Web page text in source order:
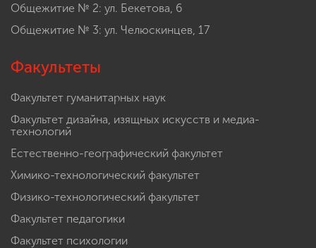
Общежитие № 2: ул. Бекетова, 6
Общежитие № 3: ул. Челюскинцев, 17
Факультеты
Факультет гуманитарных наук
Факультет дизайна, изящных искусств и медиа-
технологий
Естественно-географический факультет
Химико-технологический факультет
Физико-технологический факультет
Факультет педагогики
Факультет психологии